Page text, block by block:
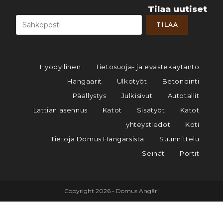
Tilaa uutiset
Hyödyllinen
Tietosuoja- ja evästekäytäntö
Hangaarit
Ulkotyöt
Betonointi
Päällystys
Julkisivut
Autotallit
Lattian asennus
Katot Sisätyöt
Katot
yhteystiedot
Koti
Tietoja Domus Hangarsista
Suunnittelu
Seinät
Portit
Copyright 2026 - Domus Angāri